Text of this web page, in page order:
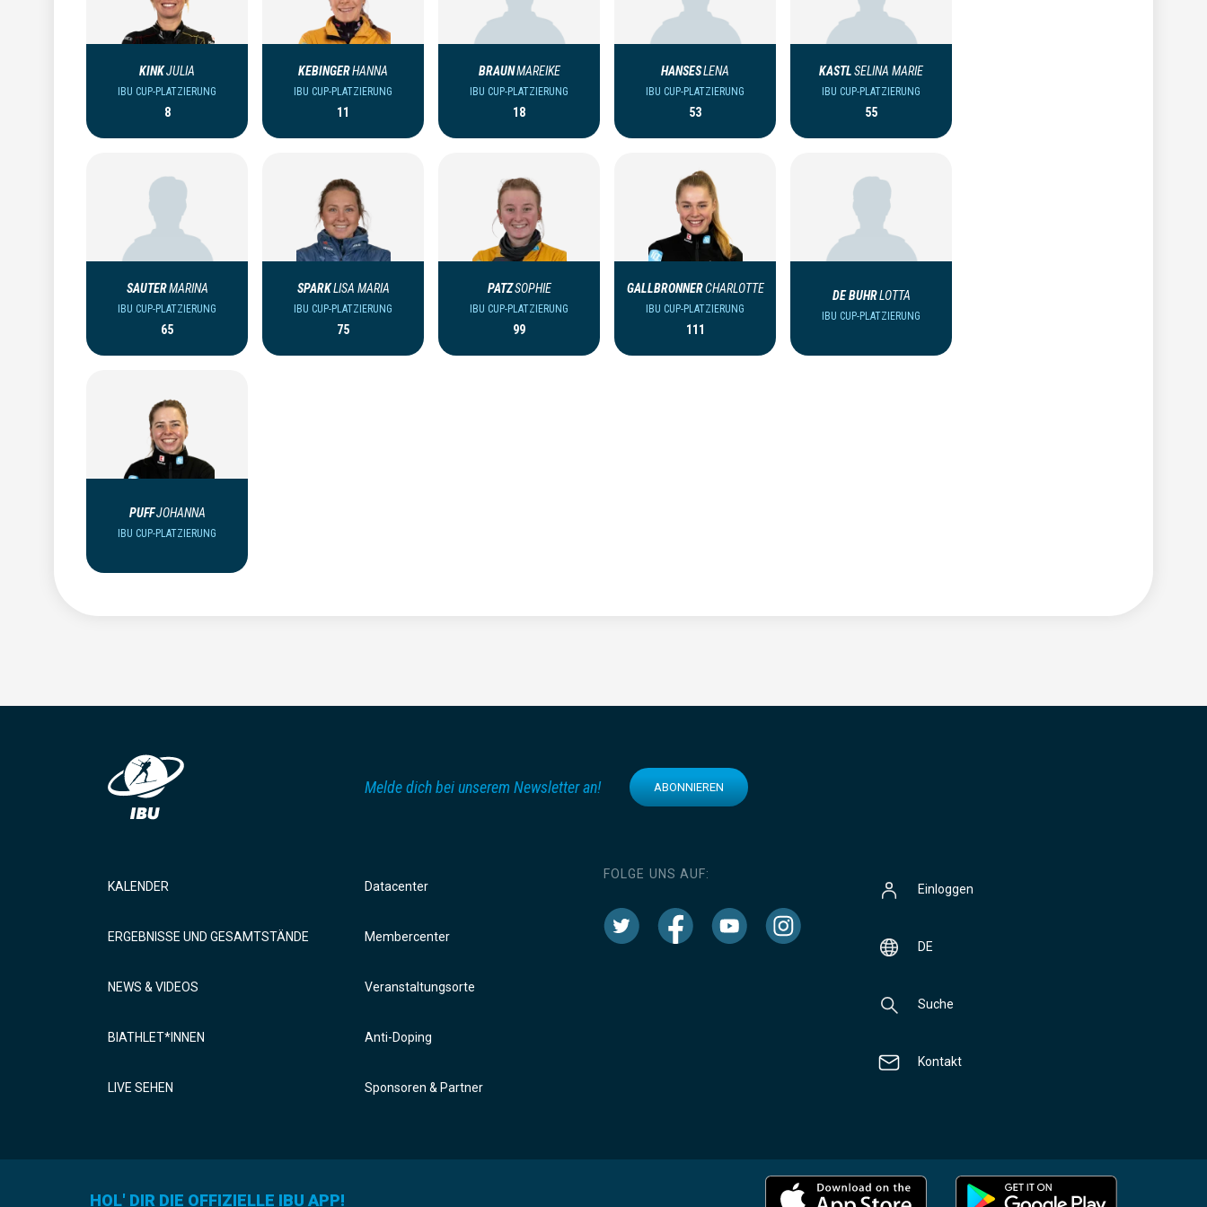
KINKJULIA
IBU CUP-PLATZIERUNG
8
KEBINGERHANNA
IBU CUP-PLATZIERUNG
11
BRAUNMAREIKE
IBU CUP-PLATZIERUNG
18
HANSESLENA
IBU CUP-PLATZIERUNG
53
KASTLSELINA MARIE
IBU CUP-PLATZIERUNG
55
SAUTERMARINA
IBU CUP-PLATZIERUNG
65
SPARKLISA MARIA
IBU CUP-PLATZIERUNG
75
PATZSOPHIE
IBU CUP-PLATZIERUNG
99
GALLBRONNERCHARLOTTE
IBU CUP-PLATZIERUNG
111
DE BUHRLOTTA
IBU CUP-PLATZIERUNG
PUFFJOHANNA
IBU CUP-PLATZIERUNG
Melde dich bei unserem Newsletter an! ABONNIEREN
KALENDER
ERGEBNISSE UND GESAMTSTÄNDE
NEWS & VIDEOS
BIATHLET*INNEN
LIVE SEHEN
Datacenter
Membercenter
Veranstaltungsorte
Anti-Doping
Sponsoren & Partner
FOLGE UNS AUF:
Einloggen
DE
Suche
Kontakt
HOL' DIR DIE OFFIZIELLE IBU APP!